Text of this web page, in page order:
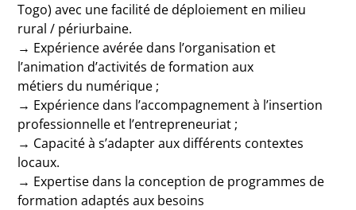
Togo) avec une facilité de déploiement en milieu
rural / périurbaine.
→ Expérience avérée dans l’organisation et
l’animation d’activités de formation aux
métiers du numérique ;
→ Expérience dans l’accompagnement à l’insertion
professionnelle et l’entrepreneuriat ;
→ Capacité à s’adapter aux différents contextes
locaux.
→ Expertise dans la conception de programmes de
formation adaptés aux besoins